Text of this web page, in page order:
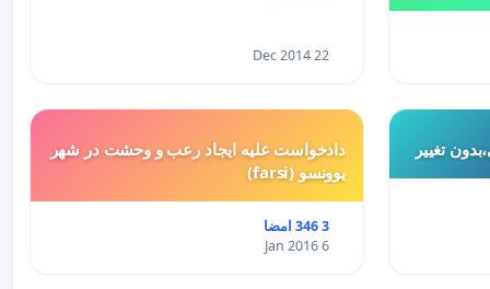
کاربری
22 Dec 2014
تغییر
دادخواست علیه ایجاد رعب و وحشت در شهر
یوونسو (farsi)
3 346 امضا
6 Jan 2016